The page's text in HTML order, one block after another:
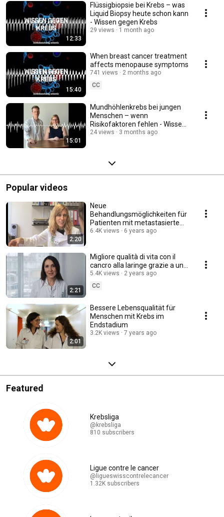
12:33
Flüssigbiopsie bei Krebs – was
Liquid Biopsy heute schon kann
- Wissen gegen Krebs
29 views 1 month ago
15:40
When breast cancer treatment
affects menopause symptoms
741 views
2 months ago
CC
15:01
Mundhöhlenkrebs bei jungen
Menschen – wenn
Risikofaktoren fehlen - Wissen
gegen Krebs
24 views 3 months ago
Popular videos
2:20
Neue
Behandlungsmöglichkeiten für
Patienten mit metastasiertem
Prostatakrebs
6.4K views 6 years ago
2:21
Migliore qualità di vita con il
cancro alla laringe grazie a una
nuova tecnica chirurgica
5.4K views
2 years ago
CC
2:01
Bessere Lebensqualität für
Menschen mit Krebs im
Endstadium
3.2K views 7 years ago
Featured
Krebsliga
@krebsliga
810 subscribers
Ligue contre le cancer
@ligueswisscontrelecancer
1.32K subscribers